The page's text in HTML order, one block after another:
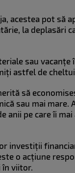
acestea pot să
la deplasări
sau vacanțe
astfel de
să
sau mai mare.
anii pe care îi mai
investiții
o acțiune
în viitor.